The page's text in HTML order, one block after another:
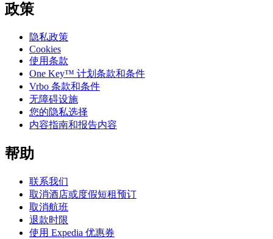
政策
隐私政策
Cookies
使用条款
One Key™ 计划条款和条件
Vrbo 条款和条件
无障碍设施
您的隐私选择
内容指南和报告内容
帮助
联系我们
取消酒店或度假短租预订
取消航班
退款时限
使用 Expedia 优惠券